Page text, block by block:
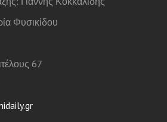
Φυσικίδου
67